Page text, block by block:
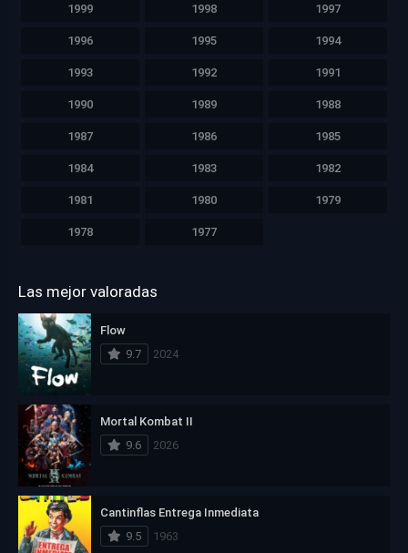
1999 1998 1997
1996 1995 1994
1993 1992 1991
1990 1989 1988
1987 1986 1985
1984 1983 1982
1981 1980 1979
1978 1977
Las mejor valoradas
Flow
9.7
2024
Mortal Kombat II
9.6
2026
Cantinflas Entrega Inmediata
9.5
1963